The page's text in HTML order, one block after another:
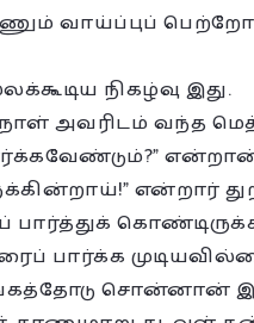
வாய்ப்புப்
நிகழ்வு இது.
அவரிடம்
என்றார்
பார்த்துக்
பார்க்க
சொன்னான்